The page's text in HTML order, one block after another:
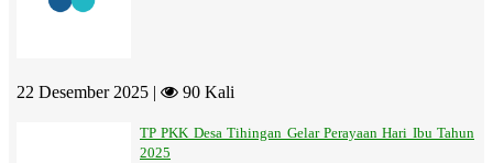
22 Desember 2025 | 90 Kali
TP PKK Desa Tihingan Gelar Perayaan Hari Ibu Tahun
2025